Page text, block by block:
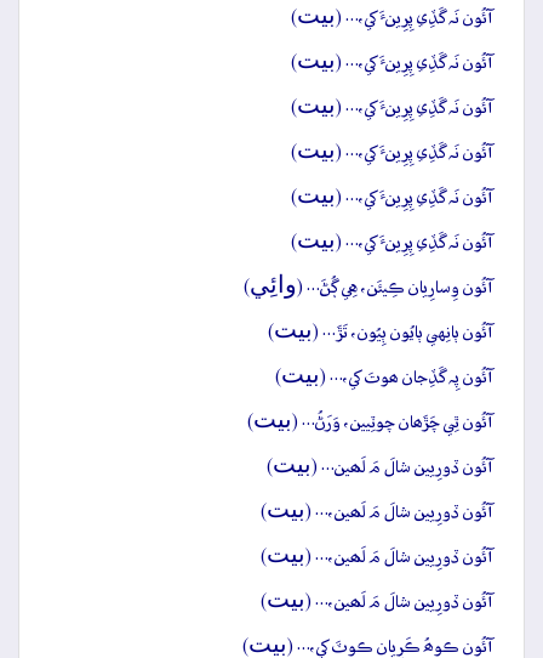
آئُون نَہ گَڏِي پِرِينءَ کي،… (بيت)
آئُون نَہ گَڏِي پِرِينءَ کي،… (بيت)
آئُون نَہ گَڏِي پِرِينءَ کي،… (بيت)
آئُون نَہ گَڏِي پِرِينءَ کي،… (بيت)
آئُون نَہ گَڏِي پِرِينءَ کي،… (بيت)
آئُون نَہ گَڏِي پِرِينءَ کي،… (بيت)
آئُون وِسارِيان ڪِيئَن، هِي ڳُڻَ… (وائِي)
آئُون ٻانِهي ٻايُون ٻِيُون، تَڙَ… (بيت)
آئُون پِہ گَڏِجان ھوتَ کي،… (بيت)
آئُون ٿِي چَڙَھان چوٽِيين، وَرَڻُ… (بيت)
آئُون ڏورِيين شالَ مَ لَھين… (بيت)
آئُون ڏورِيين شالَ مَ لَھين،… (بيت)
آئُون ڏورِيين شالَ مَ لَھين،… (بيت)
آئُون ڏورِيين شالَ مَ لَھين،… (بيت)
آئُون ڪوھُ ڪَرِيان ڪوٽَ کي،… (بيت)